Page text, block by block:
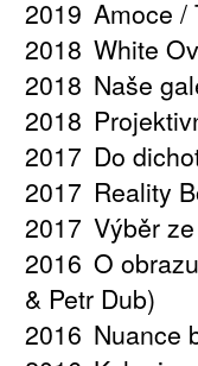
2019 Amoce /
2018 White
2018 Naše
2018
2017 Do
2017 Reality
2017 Výběr
2016 O
& Petr Dub)
2016 Nuance